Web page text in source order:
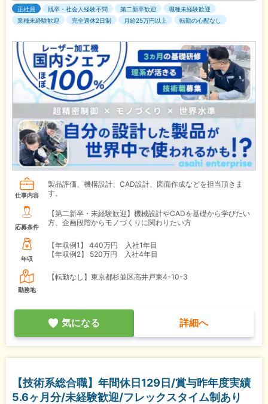
正社員 既卒・社会人経験不問 第二新卒歓迎
職種未経験歓迎
業種未経験歓迎
完全週休2日制 月給25万円以上 転勤の心配なし
仕事内容
製品評価、機構設計、CAD設計、図面作成などを担当頂きま
す。
応募条件
【第二新卒・未経験歓迎】機械設計やCADを基礎から学びたい
方、企画段階からモノづくりに関わりたい方
年収
【年収例1】
440万円 入社1年目
【年収例2】
520万円 入社4年目
勤務地
【転勤なし】東京都杉並区高井戸東4-10-3
気になる 詳細へ
【技術系総合職】年間休日129日/賞与昨年度実績
5.6ヶ月分/未経験歓迎/フレックスタイム制あり